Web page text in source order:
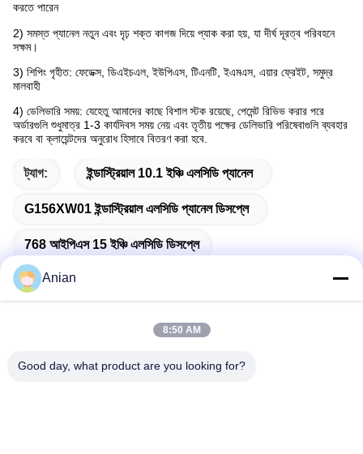
করতে পারেন
2) সমস্ত প্যানেল নতুন এবং দৃঢ় শক্ত কাগজ দিয়ে প্যাক করা হয়, যা দীর্ঘ দূরত্ব পরিবহনে
সক্ষম।
3) শিপিং গৃহীত: ফেডেক্স, ডিএইচএল, ইউপিএস, টিএনটি, ইএমএস, এয়ার ফ্রেইট, সমুদ্র
মালবাহী
4) ডেলিভারি সময়: যেহেতু আমাদের কাছে বিশাল স্টক রয়েছে, পেমেন্ট রিভিভ করার পরে
অর্ডারগুলি শুধুমাত্র 1-3 কার্যদিবস সময় নেয় এবং তৃতীয় পক্ষের ডেলিভারি পরিষেবাগুলি ব্যবহার
করবে বা ক্লায়েন্টদের অনুরোধ হিসাবে বিতরণ করা হবে
ট্যাগ: ইন্ডাস্ট্রিয়াল 10.1 ইঞ্চি এলসিডি প্যানেল
G156XW01 ইন্ডাস্ট্রিয়াল এলসিডি প্যানেল ডিসপ্লে
768 আইপিএস 15 ইঞ্চি এলসিডি ডিসপ্লে
Anian
8:50 AM
Good day, what product are you looking for?